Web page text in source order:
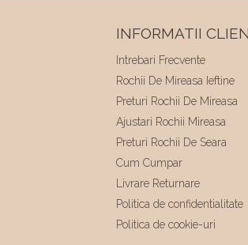
INFORMATII
Intrebari Frecvente
Rochii De Mireasa Ieftine
Preturi Rochii De Mireasa
Ajustari Rochii Mireasa
Preturi Rochii De Seara
Cum Cumpar
Livrare Returnare
Politica de confidentialitate
Politica de cookie-uri